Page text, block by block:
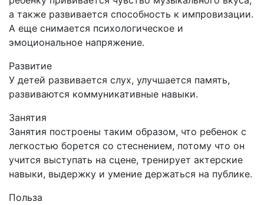
а также развивается способность к импровизации.
А еще снимается психологическое и
эмоциональное напряжение.
Развитие
У детей развивается слух, улучшается память,
развиваются коммуникативные навыки.
Занятия
Занятия построены таким образом, что ребенок с
легкостью борется со стеснением, потому что он
учится выступать на сцене, тренирует актерские
навыки, выдержку и умение держаться на публике.
Польза